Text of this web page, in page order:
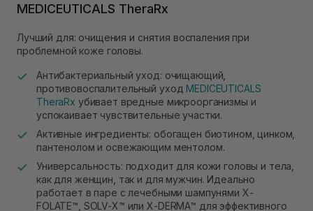
MEDICEUTICALS TheraRx
Лучший для: очищения и снятия воспаления при
проблемной коже головы.
Антибактериальный уход: очищающий,
противовоспалительный уход MEDICEUTICALS
TheraRx убивает вредные микроорганизмы и
успокаивает чувствительные участки.
Активные ингредиенты: обогащен биотином, цинком,
пантенолом и освежающим ментолом.
Универсальность: подходит для кожи головы и тела,
как для женщин, так и для мужчин. Идеально
работает в паре с лечебными шампунями X-
FOLATE™, SOLV-X™ или X-DERMA™ для эффективного